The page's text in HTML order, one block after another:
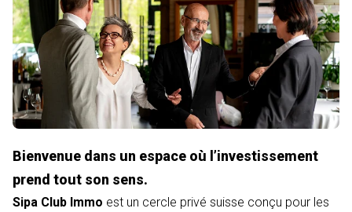
Bienvenue dans un espace où l’investissement
prend tout son sens.
Sipa Club Immo est un cercle privé suisse conçu pour les